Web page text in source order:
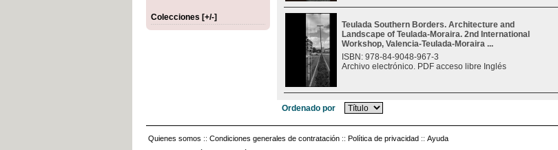
Colecciones [+/-]
Teulada Southern Borders. Architecture and
Landscape of Teulada-Moraira. 2nd International
Workshop, Valencia-Teulada-Moraira ...
ISBN: 978-84-9048-967-3
Archivo electrónico. PDF acceso libre Inglés
Ordenado por
Quienes somos :: Condiciones generales de contratación :: Política de privacidad :: Ayuda